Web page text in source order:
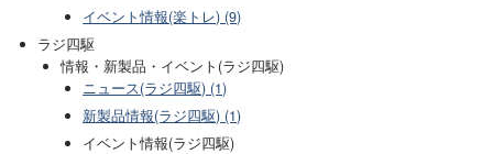
イベント情報(楽トレ) (9)
ラジ四駆
情報・新製品・イベント(ラジ四駆)
ニュース(ラジ四駆) (1)
新製品情報(ラジ四駆) (1)
イベント情報(ラジ四駆)